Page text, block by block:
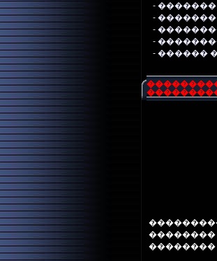
-
- �������
-
-
- ������
��������
��������